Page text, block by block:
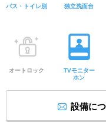
バス・トイレ別 独立洗面台
オートロック
TVモニター
ホン
設備に